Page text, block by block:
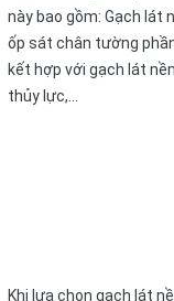
này bao gồm: Gạch lát
ốp sát chân tường
kết hợp với gạch lát
thủy lực,…
Khi lựa chọn gạch lát